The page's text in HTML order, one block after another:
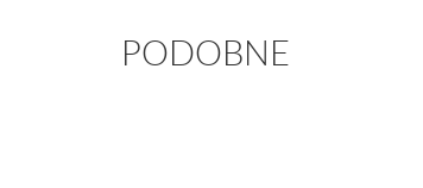
PODOBNE